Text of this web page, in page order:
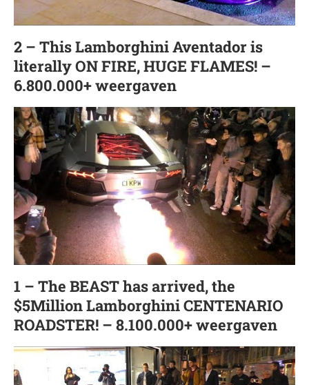
2 – This Lamborghini Aventador is
literally ON FIRE, HUGE FLAMES! –
6.800.000+ weergaven
1 – The BEAST has arrived, the
$5Million Lamborghini CENTENARIO
ROADSTER! – 8.100.000+ weergaven